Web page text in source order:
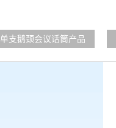
单支鹅颈会议话筒产品